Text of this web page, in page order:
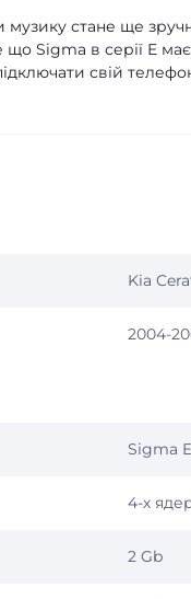
стане ще
Sigma в серії E
свій
Kia
2004-
Sigma
4-х
2 Gb